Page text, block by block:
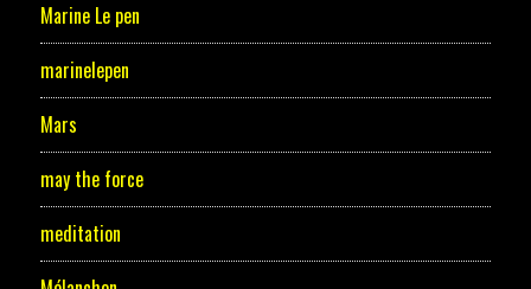
Marine Le pen
marinelepen
Mars
may the force
meditation